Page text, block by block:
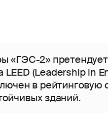
«ГЭС-2»
LEED (Leadership in
в рейтинговую
зданий.